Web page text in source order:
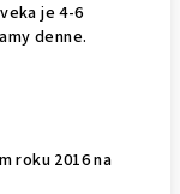
je 4-6
denne.
roku 2016 na